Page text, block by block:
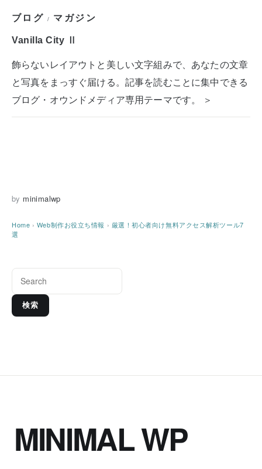
ブログ / マガジン
Vanilla City Ⅱ
飾らないレイアウトと美しい文字組みで、あなたの文章
と写真をまっすぐ届ける。記事を読むことに集中できる
ブログ・オウンドメディア専用テーマです。 ＞
by minimalwp
Home › Web制作お役立ち情報 › 厳選！初心者向け無料アクセス解析ツール7
選
検索
MINIMAL WP